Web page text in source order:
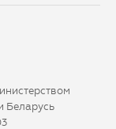
Беларусь